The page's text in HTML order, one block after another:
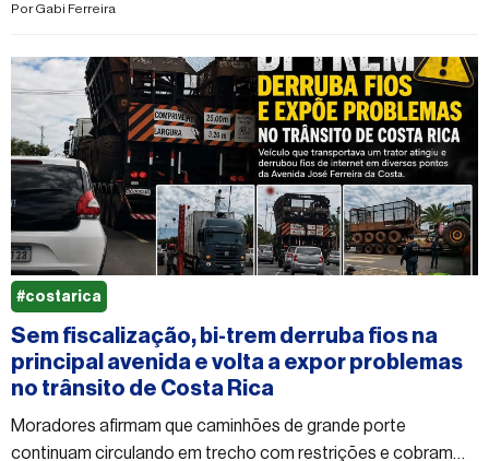
PorGabi Ferreira
Sem fiscalização, bi-trem derruba fios na
principal avenida e volta a expor problemas
no trânsito de Costa Rica
Moradores afirmam que caminhões de grande porte
continuam circulando em trecho com restrições e cobram
#costarica